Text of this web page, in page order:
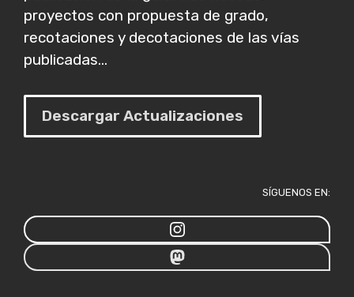
proyectos con propuesta de grado,
recotaciones y decotaciones de las vías
publicadas...
Descargar Actualizaciones
SÍGUENOS EN: